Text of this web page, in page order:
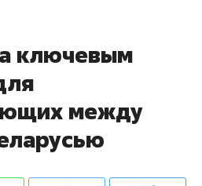
ключевым
между